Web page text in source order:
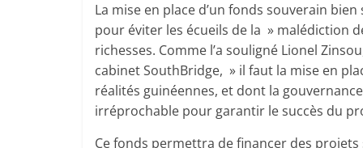
La mise en place d’un fonds souverain
pour éviter les écueils de la » malédiction
richesses. Comme l’a souligné Lionel
cabinet SouthBridge, » il faut la mise en
réalités guinéennes, et dont la
irréprochable pour garantir le succès du
Ce fonds permettra de financer des